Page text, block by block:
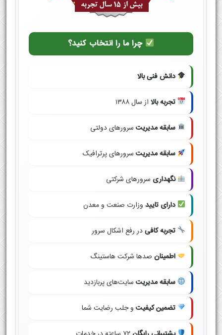
چرا ما را انتخاب کنید؟
دانش فنی بالا
تجربه بالا از سال ۱۳۸۸
سابقه مدیریت سرورهای دولتی
سابقه مدیریت سرورهای پرترافیک
نگهداری سرورهای شرکتی
دارای تایید وزارت صنعت و معدن
تجربه کافیدر رفع اشکال سرور
اطمینان صدها شرکت هاستینگ
سابقه مدیریت سایت‌های پربازدید
تضمین کیفیت و جلب رضایت شما